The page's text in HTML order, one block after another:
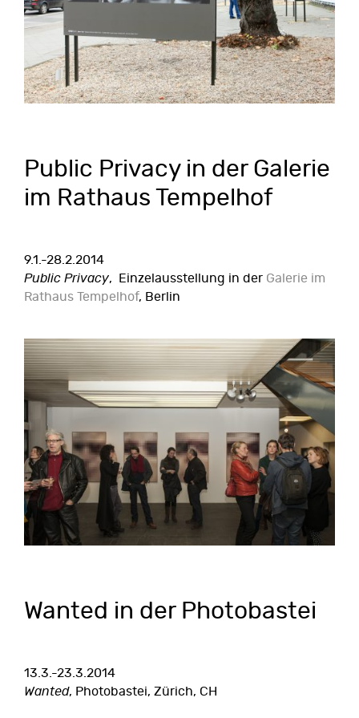
Public Privacy in der Galerie
im Rathaus Tempelhof
9.1.-28.2.2014
Public Privacy, Einzelausstellung in der Galerie im
Rathaus Tempelhof, Berlin
Wanted in der Photobastei
13.3.-23.3.2014
Wanted, Photobastei, Zürich, CH